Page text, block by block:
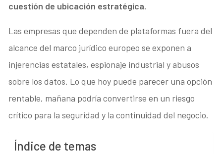
cuestión de ubicación estratégica.
Las empresas que dependen de plataformas fuera del
alcance del marco jurídico europeo se exponen a
injerencias estatales, espionaje industrial y abusos
sobre los datos. Lo que hoy puede parecer una opción
rentable, mañana podría convertirse en un riesgo
crítico para la seguridad y la continuidad del negocio.
Índice de temas